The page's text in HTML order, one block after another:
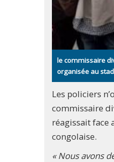
le commissaire
organisée au
Les policiers
commissaire
réagissait face
congolaise.
« Nous avons